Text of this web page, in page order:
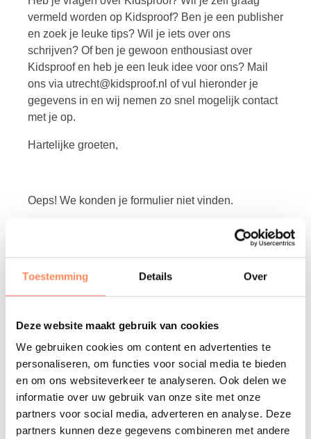
Toestemming Details Over
Deze website maakt gebruik van cookies
We gebruiken cookies om content en advertenties te
personaliseren, om functies voor social media te bieden
en om ons websiteverkeer te analyseren. Ook delen we
informatie over uw gebruik van onze site met onze
partners voor social media, adverteren en analyse. Deze
partners kunnen deze gegevens combineren met andere
vermeld worden op Kidsproof? Ben je een publisher
en zoek je leuke tips? Wil je iets over ons
schrijven? Of ben je gewoon enthousiast over
Kidsproof en heb je een leuk idee voor ons? Mail
ons via utrecht@kidsproof.nl of vul hieronder je
gegevens in en wij nemen zo snel mogelijk contact
met je op.
Hartelijke groeten,
Oeps! We konden je formulier niet vinden.
Naam*
Onderwerp